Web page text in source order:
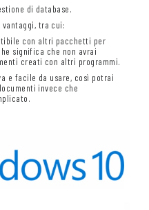
di database.
tra cui:
con altri pacchetti per
significa che non avrai
creati con altri programmi.
e facile da usare, così potrai
invece che